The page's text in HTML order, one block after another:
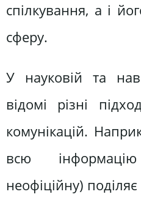
спілкування, а і
сферу.
У науковій та
відомі різні
комунікацій.
всю
неофіційну)